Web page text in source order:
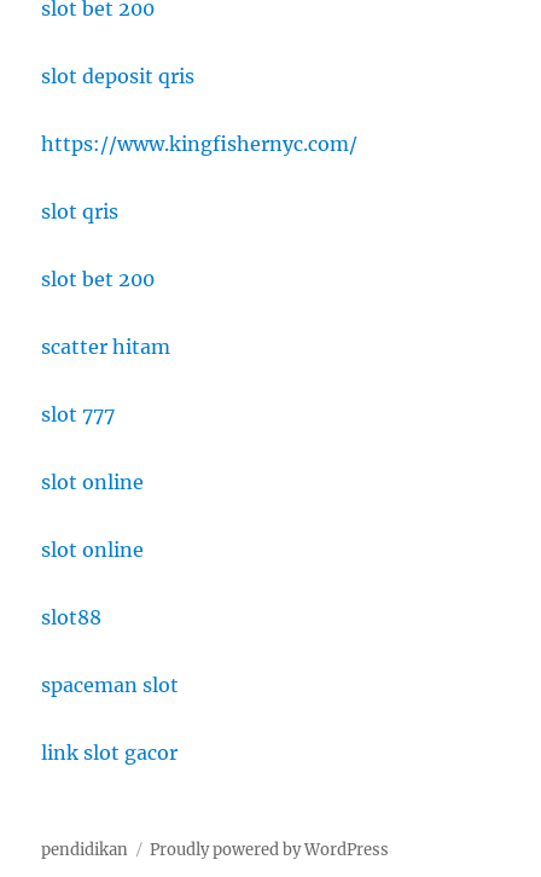
slot bet 200
slot deposit qris
https://www.kingfishernyc.com/
slot qris
slot bet 200
scatter hitam
slot 777
slot online
slot online
slot88
spaceman slot
link slot gacor
pendidikan Proudly powered by WordPress